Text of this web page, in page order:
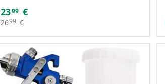
2399 €
2699 €